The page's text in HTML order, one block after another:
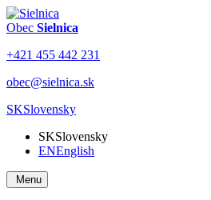
Obec Sielnica
+421 455 442 231
obec@sielnica.sk
SKSlovensky
SKSlovensky
ENEnglish
Menu